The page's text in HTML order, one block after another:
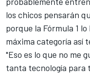
los chicos pensarán
porque la Fórmula 1 lo
máxima categoría así
"Eso es lo que no me
tanta tecnología para